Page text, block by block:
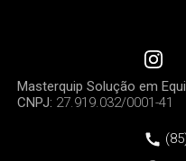
Masterquip Solução em
CNPJ: 27.919.032/0001-41